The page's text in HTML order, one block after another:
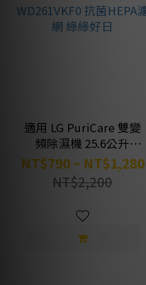
適用 LG PuriCare 雙變
頻除濕機 25.6公升
WD261VKF0 抗菌HEPA
濾網 綠綠好日
NT$790 ~ NT$1,280
NT$2,200